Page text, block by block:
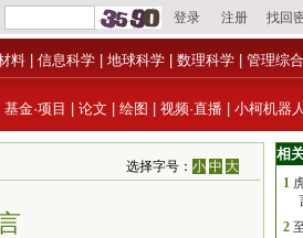
料 信息科学 地球科学 数理科学 管理综合
基金·项目 论文 绘图 视频·直播 小柯机器人
选择字号：小 中 大
相
1
2